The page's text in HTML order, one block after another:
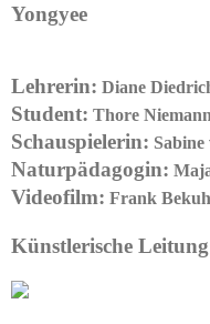
Yongyee
Lehrerin: Diane
Student: Thore Niemann
Schauspielerin:
Naturpädagogin:
Videofilm: Frank
Künstlerische